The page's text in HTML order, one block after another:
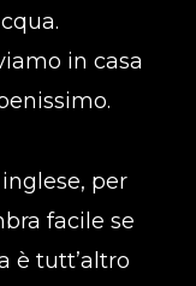
in casa
per
facile se
è tutt’altro